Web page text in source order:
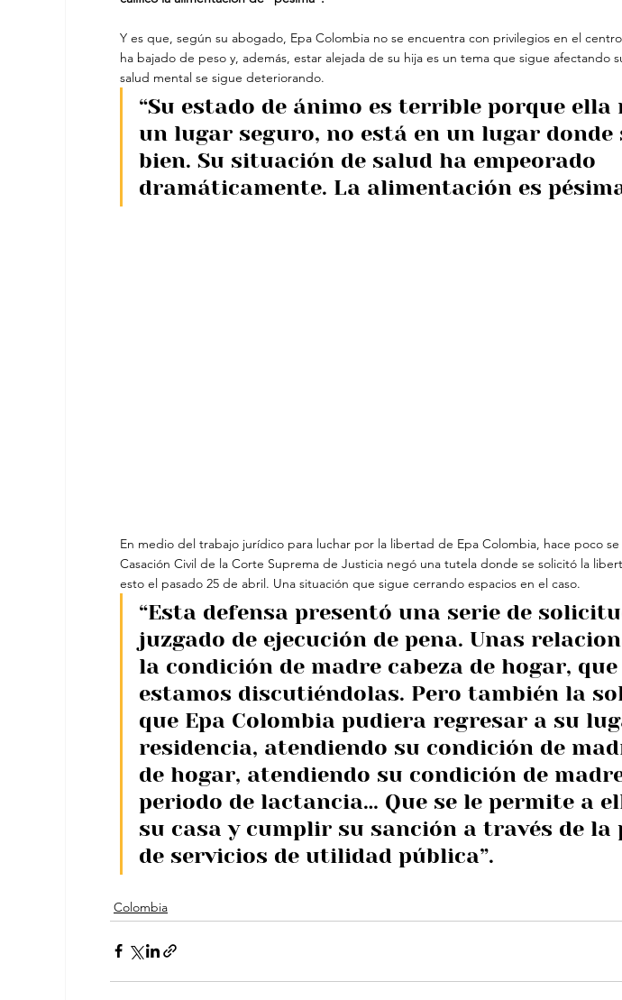
Y es que, según su abogado, Epa Colombia no se encuentra con privilegios en el
ha bajado de peso y, además, estar alejada de su hija es un tema que sigue afectando
salud mental se sigue deteriorando.
“Su estado de ánimo es terrible porque ella
un lugar seguro, no está en un lugar donde
bien. Su situación de salud ha empeorado
dramáticamente. La alimentación es
En medio del trabajo jurídico para luchar por la libertad de Epa Colombia, hace poco
Casación Civil de la Corte Suprema de Justicia negó una tutela donde se solicitó la
esto el pasado 25 de abril. Una situación que sigue cerrando espacios en el caso.
“Esta defensa presentó una serie de
juzgado de ejecución de pena. Unas
la condición de madre cabeza de hogar,
estamos discutiéndolas. Pero también la
que Epa Colombia pudiera regresar a su
residencia, atendiendo su condición de
de hogar, atendiendo su condición de
periodo de lactancia… Que se le permite a
su casa y cumplir su sanción a través de la
de servicios de utilidad pública”.
Colombia